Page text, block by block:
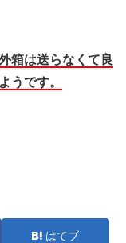
箱は送らなくて良
うです。
はてブ